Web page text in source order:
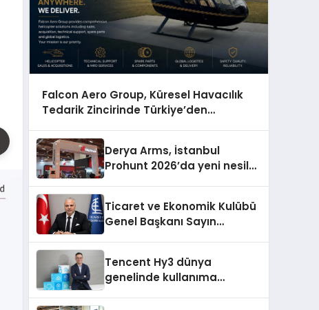
Falcon Aero Group, Küresel Havacılık
Tedarik Zincirinde Türkiye’den
Derya Arms, İstanbul
Prohunt 2026’da yeni nesil
Ticaret ve Ekonomik Kulübü
Genel Başkanı Sayın
şunları kaydetti:
Tencent Hy3 dünya
genelinde kullanıma